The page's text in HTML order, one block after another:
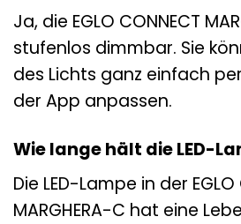
Ja, die EGLO CONNECT
stufenlos dimmbar. Sie
des Lichts ganz einfach
der App anpassen.
Wie lange hält die LED-
Die LED-Lampe in der EGLO
MARGHERA-C hat eine